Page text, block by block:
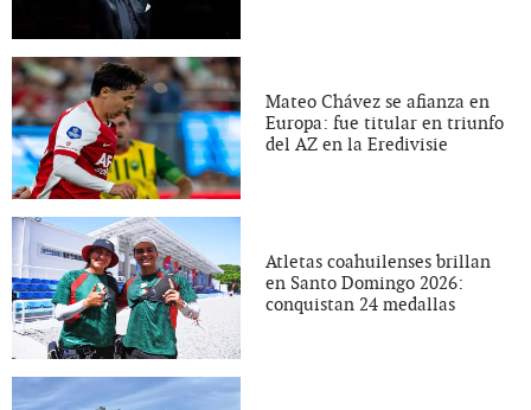
Mateo Chávez se afianza en
Europa: fue titular en triunfo
del AZ en la Eredivisie
Atletas coahuilenses brillan
en Santo Domingo 2026:
conquistan 24 medallas